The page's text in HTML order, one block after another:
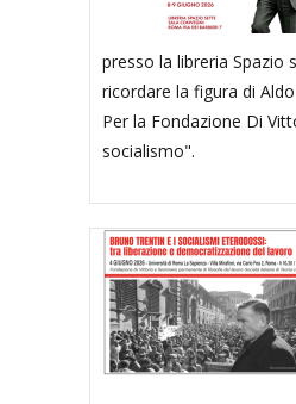
presso la libreria Spazio
ricordare la figura di
Per la Fondazione Di
socialismo".